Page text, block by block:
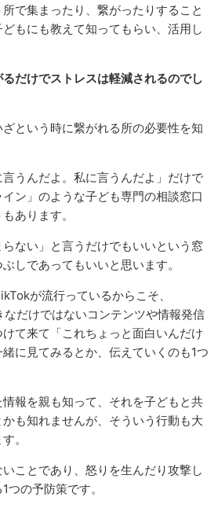
で集まったり、繋がったりすること
もにも教えて知ってもらい、活用し
だけでストレスは軽減されるのでし
という時に繋がれる所の必要性を知
うんだよ。私に言うんだよ」だけで
ン」のような子ども専門の相談窓口
あります。
ない」と言うだけでもいいという窓
しであってもいいと思います。
が流行っているからこそ、
だけではないコンテンツや情報発信
て来て「これちょっと面白いんだけ
に見てみるとか、伝えていくのも1つ
報を親も知って、それを子どもと共
も知れませんが、そういう行動も大
。
ことであり、怒りを生んだり攻撃し
つの予防策です。